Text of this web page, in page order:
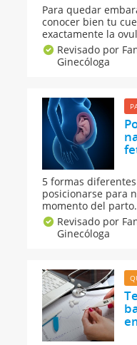
Para quedar
conocer bien tu
exactamente la
contamos cuánto
espermatozoides
cuándo tienes
Revisado por
Ginecóloga
5 formas
posicionarse para
momento del
bebé para nacer.
posición del bebé.
posicionarse para
Revisado por
Ginecóloga